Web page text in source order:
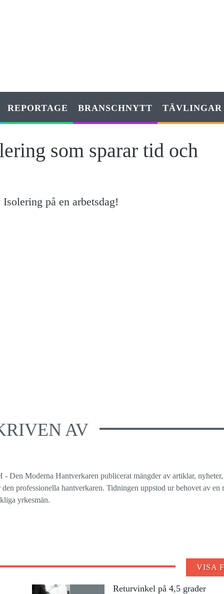
REPORTAGE BRANSCHNYTT TÄVLINGAR
som sparar tid och
på en arbetsdag!
AV
- Den Moderna Hantverkaren publicerat mängder av artiklar, nyheter,
den professionella hantverkaren. Tidningen uppstod ur behovet av en
yrkesmän.
VISA
Returvinkel på 4,5 grader